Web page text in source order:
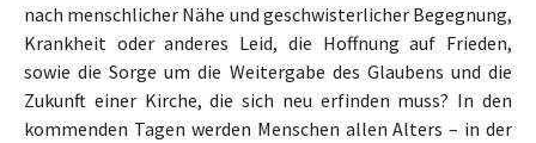
nach menschlicher Nähe und geschwisterlicher Begegnung,
Krankheit oder anderes Leid, die Hoffnung auf Frieden,
sowie die Sorge um die Weitergabe des Glaubens und die
Zukunft einer Kirche, die sich neu erfinden muss? In den
kommenden Tagen werden Menschen allen Alters – in der